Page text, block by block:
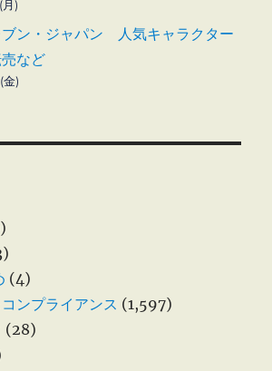
)
ン・ジャパン 人気キャラクター
など
)
(4)
ンプライアンス (1,597)
(28)